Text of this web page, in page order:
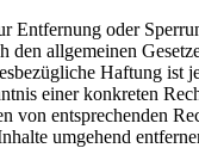
Entfernung oder
den allgemeinen
Haftung ist
einer konkreten
von entsprechenden
umgehend